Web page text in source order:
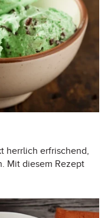
herrlich erfrischend,
Mit diesem Rezept